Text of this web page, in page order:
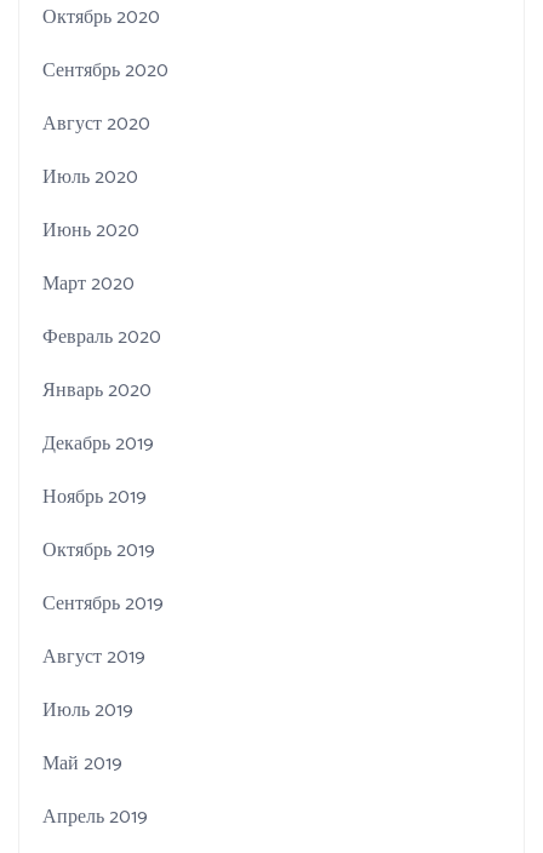
Октябрь 2020
Сентябрь 2020
Август 2020
Июль 2020
Июнь 2020
Март 2020
Февраль 2020
Январь 2020
Декабрь 2019
Ноябрь 2019
Октябрь 2019
Сентябрь 2019
Август 2019
Июль 2019
Май 2019
Апрель 2019